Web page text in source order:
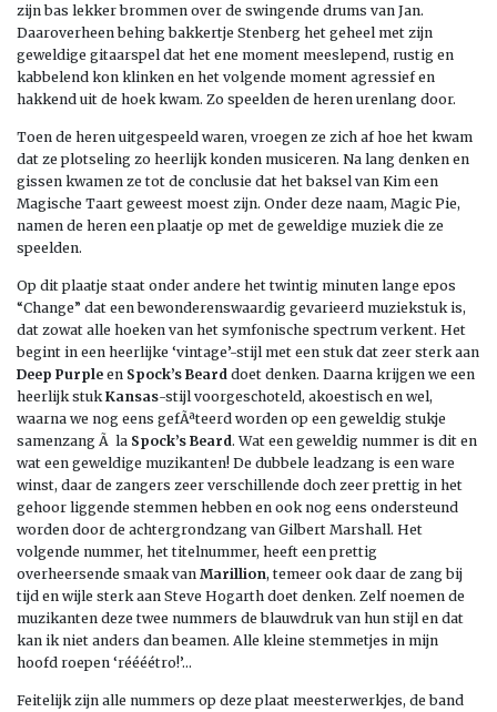
zijn bas lekker brommen over de swingende drums van Jan.
Daaroverheen behing bakkertje Stenberg het geheel met zijn
geweldige gitaarspel dat het ene moment meeslepend, rustig en
kabbelend kon klinken en het volgende moment agressief en
hakkend uit de hoek kwam. Zo speelden de heren urenlang door.
Toen de heren uitgespeeld waren, vroegen ze zich af hoe het kwam
dat ze plotseling zo heerlijk konden musiceren. Na lang denken en
gissen kwamen ze tot de conclusie dat het baksel van Kim een
Magische Taart geweest moest zijn. Onder deze naam, Magic Pie,
namen de heren een plaatje op met de geweldige muziek die ze
speelden.
Op dit plaatje staat onder andere het twintig minuten lange epos
“Change” dat een bewonderenswaardig gevarieerd muziekstuk is,
dat zowat alle hoeken van het symfonische spectrum verkent. Het
begint in een heerlijke ‘vintage’-stijl met een stuk dat zeer sterk aan
Deep Purple en Spock’s Beard doet denken. Daarna krijgen we een
heerlijk stuk Kansas-stijl voorgeschoteld, akoestisch en wel,
waarna we nog eens gefÃªteerd worden op een geweldig stukje
samenzang Ã la Spock’s Beard . Wat een geweldig nummer is dit en
wat een geweldige muzikanten! De dubbele leadzang is een ware
winst, daar de zangers zeer verschillende doch zeer prettig in het
gehoor liggende stemmen hebben en ook nog eens ondersteund
worden door de achtergrondzang van Gilbert Marshall. Het
volgende nummer, het titelnummer, heeft een prettig
overheersende smaak van Marillion, temeer ook daar de zang bij
tijd en wijle sterk aan Steve Hogarth doet denken. Zelf noemen de
muzikanten deze twee nummers de blauwdruk van hun stijl en dat
kan ik niet anders dan beamen. Alle kleine stemmetjes in mijn
hoofd roepen ‘réééétro!’…
Feitelijk zijn alle nummers op deze plaat meesterwerkjes, de band